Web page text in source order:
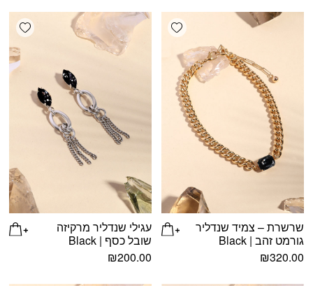
Add wishlist
שרשרת – צמיד שנדליר
גורמט זהב | Black
₪320.00
עגילי שנדליר מרקיזה
שובל כסף | Black
₪200.00